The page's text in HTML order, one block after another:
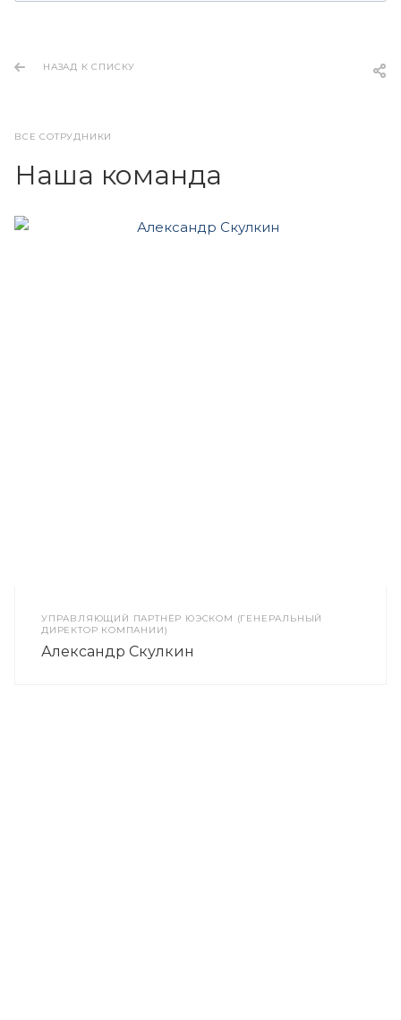
НАЗАД К СПИСКУ
ВСЕ СОТРУДНИКИ
Наша команда
УПРАВЛЯЮЩИЙ ПАРТНЁР ЮЭСКОМ (ГЕНЕРАЛЬНЫЙ
ДИРЕКТОР КОМПАНИИ)
Александр Скулкин